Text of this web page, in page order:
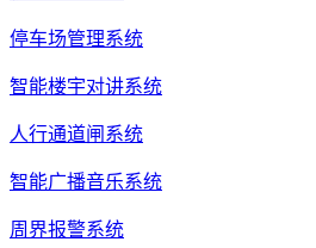
停车场管理系统
智能楼宇对讲系统
人行通道闸系统
智能广播音乐系统
周界报警系统